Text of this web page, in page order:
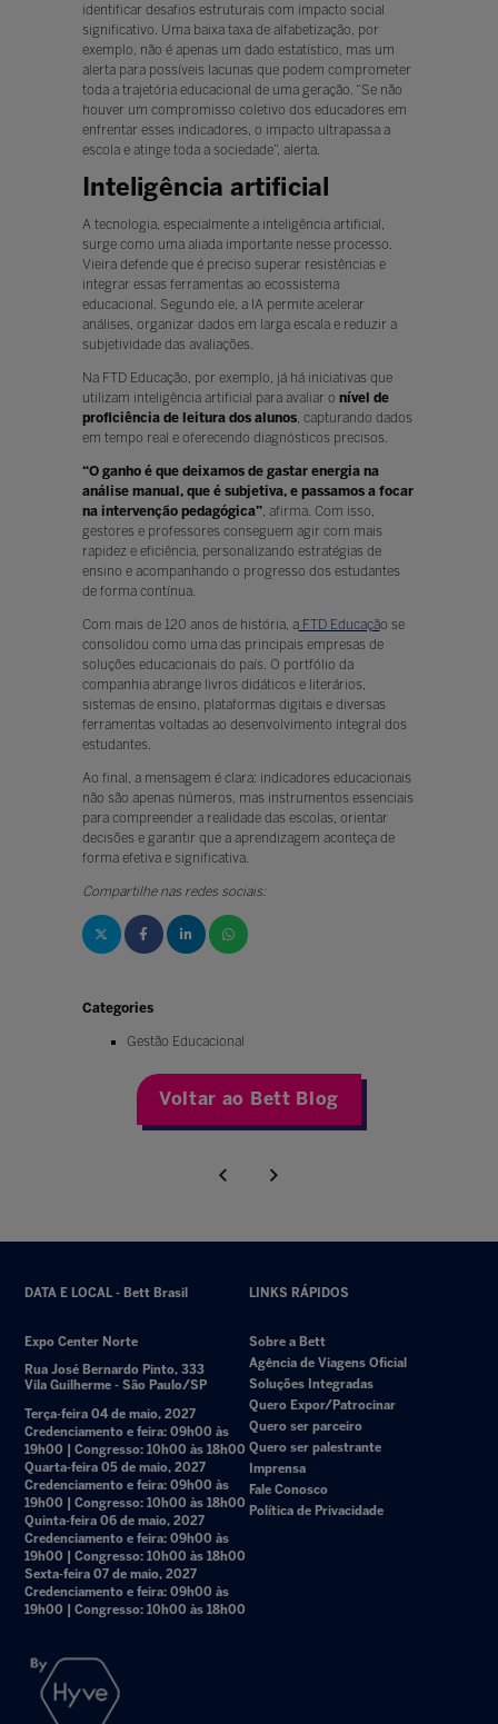
identificar desafios estruturais com impacto social
significativo. Uma baixa taxa de alfabetização, por
exemplo, não é apenas um dado estatístico, mas um
alerta para possíveis lacunas que podem comprometer
toda a trajetória educacional de uma geração. “Se não
houver um compromisso coletivo dos educadores em
enfrentar esses indicadores, o impacto ultrapassa a
escola e atinge toda a sociedade”, alerta.
Inteligência artificial
A tecnologia, especialmente a inteligência artificial,
surge como uma aliada importante nesse processo.
Vieira defende que é preciso superar resistências e
integrar essas ferramentas ao ecossistema
educacional. Segundo ele, a IA permite acelerar
análises, organizar dados em larga escala e reduzir a
subjetividade das avaliações.
Na FTD Educação, por exemplo, já há iniciativas que
utilizam inteligência artificial para avaliar o nível de
proficiência de leitura dos alunos, capturando dados
em tempo real e oferecendo diagnósticos precisos.
“O ganho é que deixamos de gastar energia na
análise manual, que é subjetiva, e passamos a focar
na intervenção pedagógica”, afirma. Com isso,
gestores e professores conseguem agir com mais
rapidez e eficiência, personalizando estratégias de
ensino e acompanhando o progresso dos estudantes
de forma contínua.
Com mais de 120 anos de história, aFTD Educação se
consolidou como uma das principais empresas de
soluções educacionais do país. O portfólio da
companhia abrange livros didáticos e literários,
sistemas de ensino, plataformas digitais e diversas
ferramentas voltadas ao desenvolvimento integral dos
estudantes.
Ao final, a mensagem é clara: indicadores educacionais
não são apenas números, mas instrumentos essenciais
para compreender a realidade das escolas, orientar
decisões e garantir que a aprendizagem aconteça de
forma efetiva e significativa.
Compartilhe nas redes sociais:
Categories
Gestão Educacional
Voltar ao Bett Blog
DATA E LOCAL - Bett Brasil
Expo Center Norte
Rua José Bernardo Pinto, 333
Vila Guilherme - São Paulo/SP
Terça-feira 04 de maio, 2027
Credenciamento e feira: 09h00 às
19h00 | Congresso: 10h00 às 18h00
Quarta-feira 05 de maio, 2027
Credenciamento e feira: 09h00 às
19h00 | Congresso: 10h00 às 18h00
Quinta-feira 06 de maio, 2027
Credenciamento e feira: 09h00 às
19h00 | Congresso: 10h00 às 18h00
Sexta-feira 07 de maio, 2027
Credenciamento e feira: 09h00 às
19h00 | Congresso: 10h00 às 18h00
LINKS RÁPIDOS
Sobre a Bett
Agência de Viagens Oficial
Soluções Integradas
Quero Expor/Patrocinar
Quero ser parceiro
Quero ser palestrante
Imprensa
Fale Conosco
Política de Privacidade